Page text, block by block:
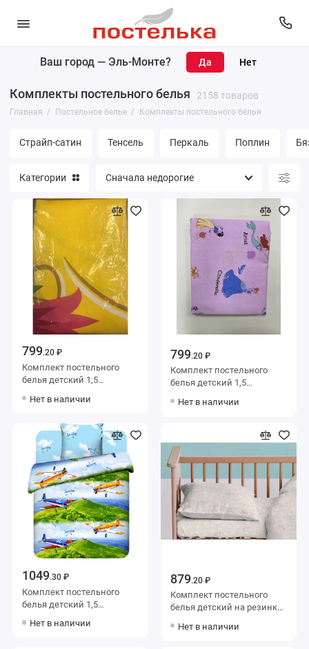
Ваш город — Эль-Монте?
Комплекты постельного белья 2158 товаров
Главная Постельное белье Комплекты постельного белья
Страйп-сатин Тенсель Перкаль Поплин
Простыни
Пододеяльники
Категории
799.20 ₽
Комплект постельного
белья детский 1,5
наволочкой 50х70
Нет в наличии
799.20 ₽
Комплект постельного
белья детский 1,5
наволочкой 70х70 Рисунок
Нет в наличии
1049.30 ₽
Комплект постельного
белья детский 1,5
70х70
Нет в наличии
879.20 ₽
Комплект постельного
белья детский на резинке
40х60 Животные Uniqcute
Нет в наличии